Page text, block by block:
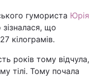
Війна
Світ
гумориста Юрія
зізналася, що
кілограмів.
років тому відчула,
тілі. Тому почала